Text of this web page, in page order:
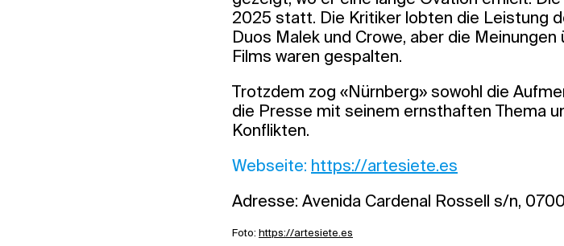
2025 statt. Die Kritiker lobten die Leistung
Duos Malek und Crowe, aber die
Films waren gespalten.
Trotzdem zog «Nürnberg» sowohl die
die Presse mit seinem ernsthaften Thema
Konflikten.
Webseite: https://artesiete.es
Adresse: Avenida Cardenal Rossell s/n,
Foto: https://artesiete.es